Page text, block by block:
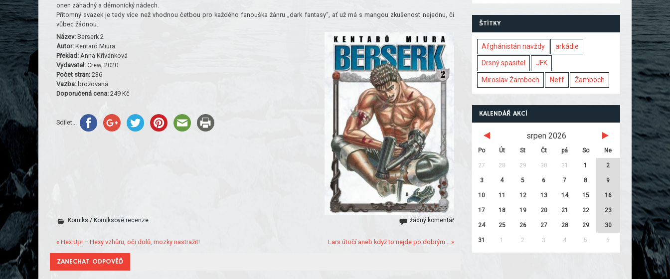
onen záhadný a démonický nádech.
Přítomný svazek je tedy více než vhodnou četbou pro každého fanouška žánru „dark fantasy“, ať už má s mangou zkušenost nejednu, či
vůbec žádnou.
Název:Berserk 2
Autor:Kentaró Miura
Překlad:Anna Křivánková
Vydavatel:Crew, 2020
Počet stran:236
Vazba:brožovaná
Doporučená cena:249 Kč
Sdílet...
Komiks / Komiksové recenze žádný komentář
« Hex Up! – Hexy vzhůru, oči dolů, mozky nastražit! Lars útočí aneb když to nejde po dobrým… »
ZANECHAT ODPOVĚĎ
ŠTÍTKY
Afghánistán navždy arkádie
Drsný spasitel JFK
Miroslav Žamboch Neff Žamboch
KALENDÁŘ AKCÍ
srpen 2026
Po Út St Čt pá So Ne
27 28 29 30 31 1 2
3 4 5 6 7 8 9
10 11 12 13 14 15 16
17 18 19 20 21 22 23
24 25 26 27 28 29 30
31 1 2 3 4 5 6